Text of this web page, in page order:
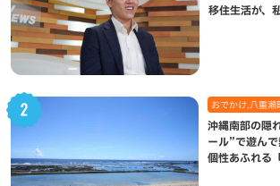
移住生活が、
おでかけ,八重瀬
沖縄南部の隠
ール”で遊ん
個性あふれる